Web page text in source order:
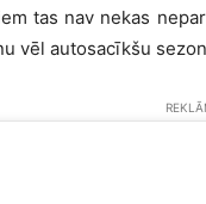
tas nav nekas
vēl autosacīkšu